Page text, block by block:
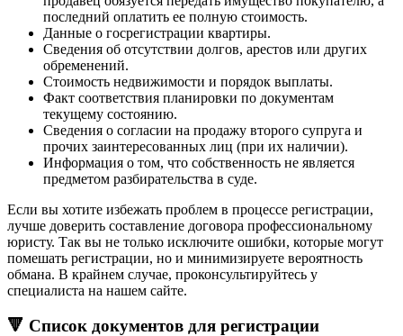
последний оплатить ее полную стоимость.
Данные о госрегистрации квартиры.
Сведения об отсутствии долгов, арестов или других
обременений.
Стоимость недвижимости и порядок выплаты.
Факт соответствия планировки по документам
текущему состоянию.
Сведения о согласии на продажу второго супруга и
прочих заинтересованных лиц (при их наличии).
Информация о том, что собственность не является
предметом разбирательства в суде.
Если вы хотите избежать проблем в процессе регистрации,
лучше доверить составление договора профессиональному
юристу. Так вы не только исключите ошибки, которые могут
помешать регистрации, но и минимизируете вероятность
обмана. В крайнем случае, проконсультируйтесь у
специалиста на нашем сайте.
🔻 Список документов для регистрации